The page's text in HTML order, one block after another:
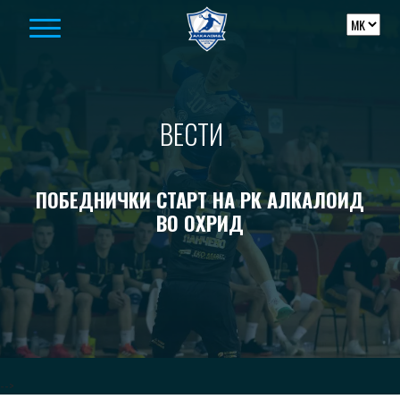
ВЕСТИ
ПОБЕДНИЧКИ СТАРТ НА РК АЛКАЛОИД
ВО ОХРИД
-->